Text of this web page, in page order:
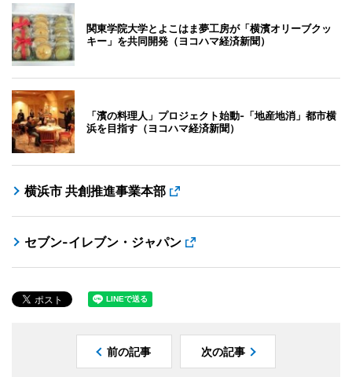
関東学院大学とよこはま夢工房が「横濱オリーブクッ
キー」を共同開発（ヨコハマ経済新聞）
「濱の料理人」プロジェクト始動-「地産地消」都市横
浜を目指す（ヨコハマ経済新聞）
横浜市 共創推進事業本部
セブン-イレブン・ジャパン
前の記事 次の記事